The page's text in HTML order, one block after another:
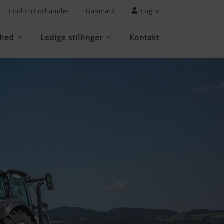
Find En Forhandler Danmark Login
Ledige stillinger Kontakt